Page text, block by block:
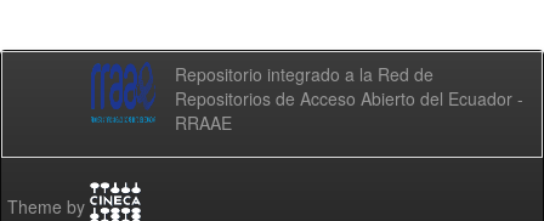
Repositorio integrado a la Red de
Repositorios de Acceso Abierto del Ecuador -
RRAAE
Theme by